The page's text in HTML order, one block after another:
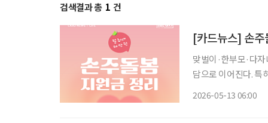
검색결과 총 1 건
[카드뉴스] 손주
맞벌이·한부모·다
담으로 이어진다. 특
2026-05-13 06:00